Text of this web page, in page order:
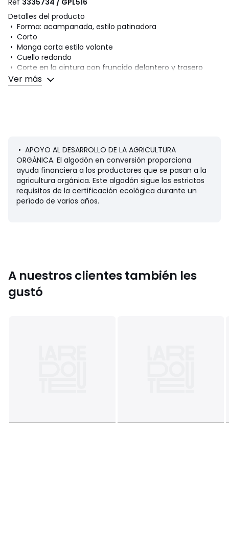
Ref 3335734 / GPL516
Detalles del producto
• Forma: acampanada, estilo patinadora
• Corto
• Manga corta estilo volante
• Cuello redondo
• Corte en la cintura con fruncido delantero y trasero
• Cerrada por cremallera invisible detrás
Colores Blanco
Tallas 150 cm (12 años)
Ver más
• APOYO AL DESARROLLO DE LA AGRICULTURA
ORGÁNICA. El algodón en conversión proporciona
ayuda financiera a los productores que se pasan a la
agricultura orgánica. Este algodón sigue los estrictos
requisitos de la certificación ecológica durante un
período de varios años.
A nuestros clientes también les
gustó